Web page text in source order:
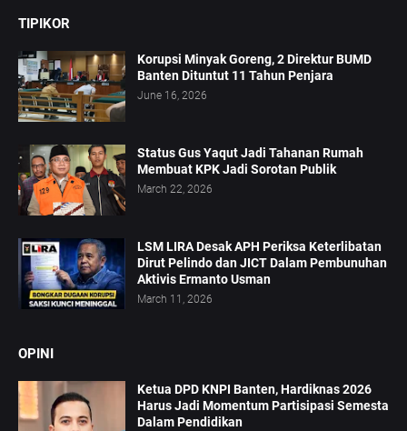
TIPIKOR
Korupsi Minyak Goreng, 2 Direktur BUMD
Banten Dituntut 11 Tahun Penjara
June 16, 2026
Status Gus Yaqut Jadi Tahanan Rumah
Membuat KPK Jadi Sorotan Publik
March 22, 2026
LSM LIRA Desak APH Periksa Keterlibatan
Dirut Pelindo dan JICT Dalam Pembunuhan
Aktivis Ermanto Usman
March 11, 2026
OPINI
Ketua DPD KNPI Banten, Hardiknas 2026
Harus Jadi Momentum Partisipasi Semesta
Dalam Pendidikan